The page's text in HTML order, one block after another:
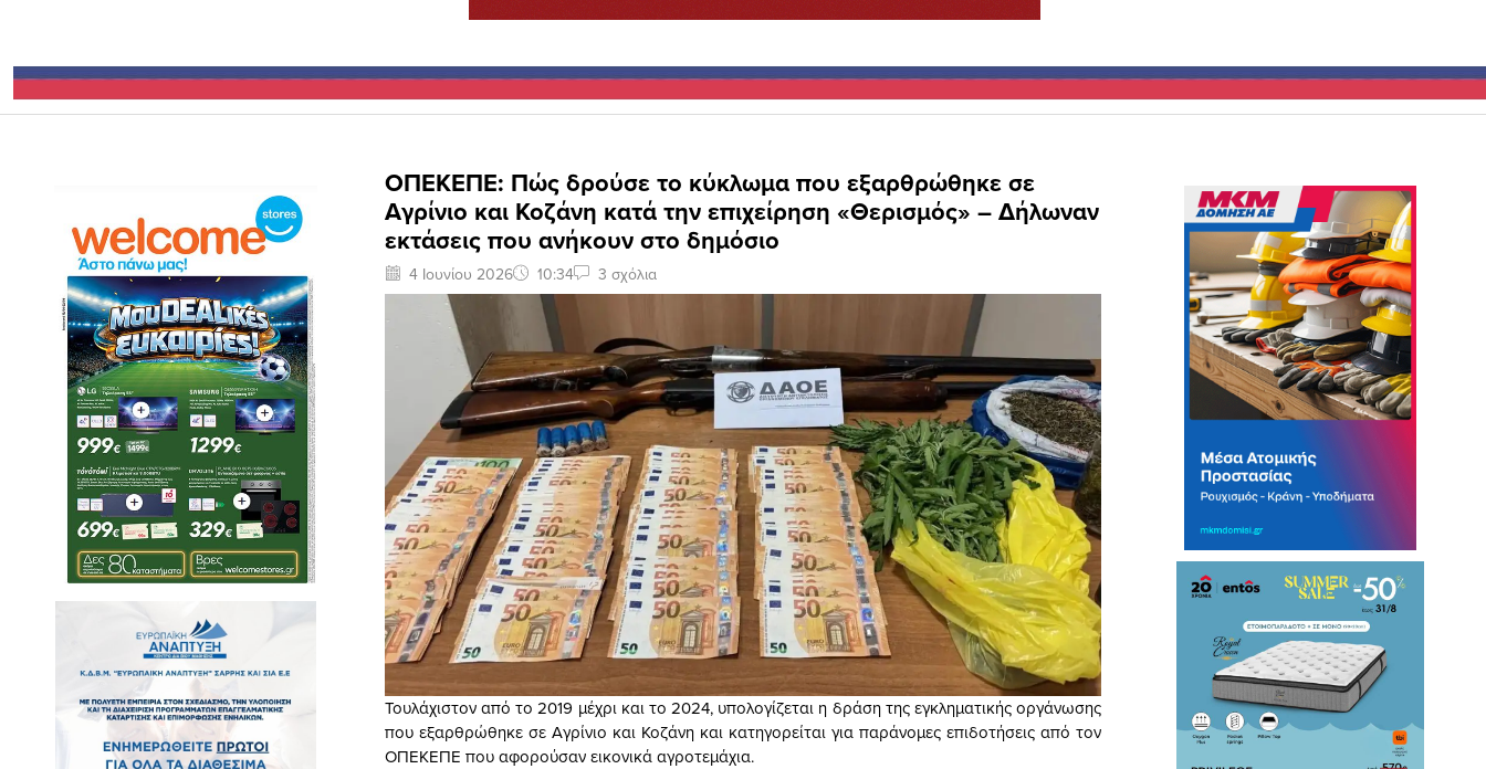
ΟΠΕΚΕΠΕ: Πώς δρούσε το κύκλωμα που εξαρθρώθηκε σε
Αγρίνιο και Κοζάνη κατά την επιχείρηση «Θερισμός» – Δήλωναν
εκτάσεις που ανήκουν στο δημόσιο
4 Ιουνίου 2026 10:34 3 σχόλια
Τουλάχιστον από το 2019 μέχρι και το 2024, υπολογίζεται η δράση της εγκληματικής οργάνωσης
που εξαρθρώθηκε σε Αγρίνιο και Κοζάνη και κατηγορείται για παράνομες επιδοτήσεις από τον
ΟΠΕΚΕΠΕ που αφορούσαν εικονικά αγροτεμάχια.